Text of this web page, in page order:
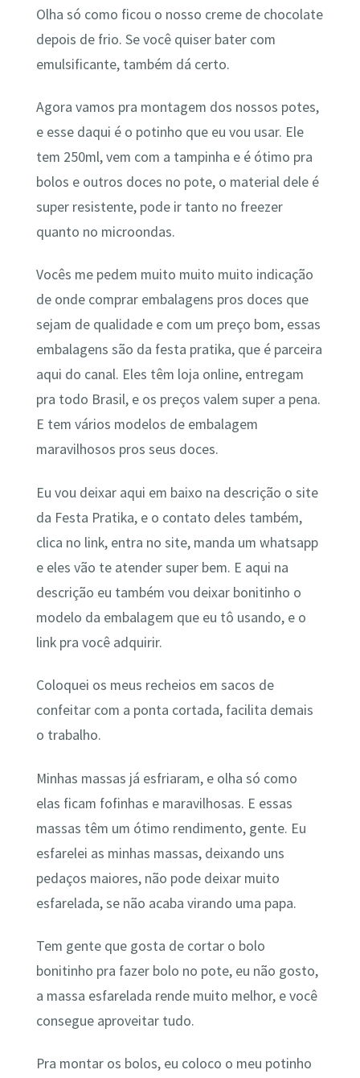
Olha só como ficou o nosso creme de chocolate
depois de frio. Se você quiser bater com
emulsificante, também dá certo.
Agora vamos pra montagem dos nossos potes,
e esse daqui é o potinho que eu vou usar. Ele
tem 250ml, vem com a tampinha e é ótimo pra
bolos e outros doces no pote, o material dele é
super resistente, pode ir tanto no freezer
quanto no microondas.
Vocês me pedem muito muito muito indicação
de onde comprar embalagens pros doces que
sejam de qualidade e com um preço bom, essas
embalagens são da festa pratika, que é parceira
aqui do canal. Eles têm loja online, entregam
pra todo Brasil, e os preços valem super a pena.
E tem vários modelos de embalagem
maravilhosos pros seus doces.
Eu vou deixar aqui em baixo na descrição o site
da Festa Pratika, e o contato deles também,
clica no link, entra no site, manda um whatsapp
e eles vão te atender super bem. E aqui na
descrição eu também vou deixar bonitinho o
modelo da embalagem que eu tô usando, e o
link pra você adquirir.
Coloquei os meus recheios em sacos de
confeitar com a ponta cortada, facilita demais
o trabalho.
Minhas massas já esfriaram, e olha só como
elas ficam fofinhas e maravilhosas. E essas
massas têm um ótimo rendimento, gente. Eu
esfarelei as minhas massas, deixando uns
pedaços maiores, não pode deixar muito
esfarelada, se não acaba virando uma papa.
Tem gente que gosta de cortar o bolo
bonitinho pra fazer bolo no pote, eu não gosto,
a massa esfarelada rende muito melhor, e você
consegue aproveitar tudo.
Pra montar os bolos, eu coloco o meu potinho